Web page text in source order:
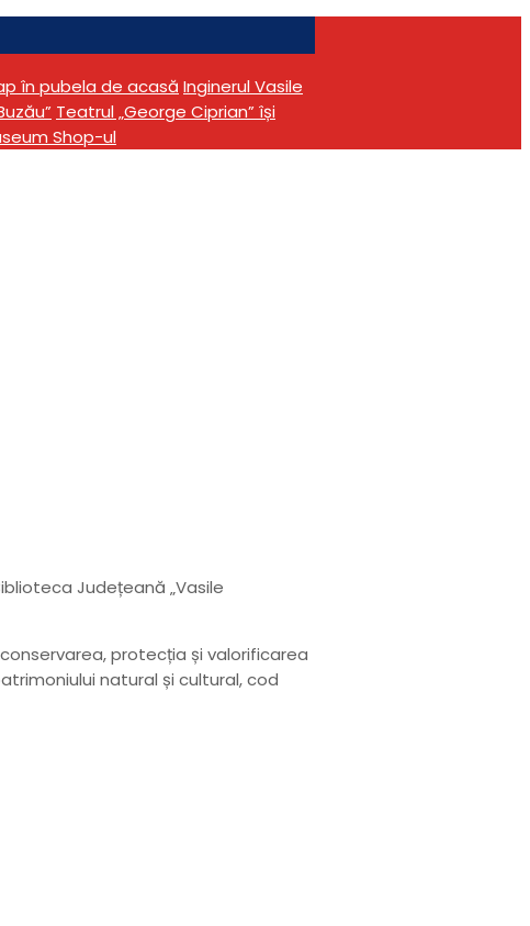
în pubela de acasă Inginerul Vasile
Teatrul „George Ciprian” își
Shop-ul
Județeană „Vasile
protecția și valorificarea
natural și cultural, cod